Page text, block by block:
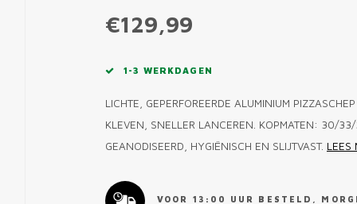
€129,99
1-3 WERKDAGEN
LICHTE, GEPERFOREERDE ALUMINIUM
KLEVEN, SNELLER LANCEREN. KOPMATEN: 30/
GEANODISEERD, HYGIËNISCH EN SLIJTVAST. LEES
VOOR 13:00 UUR BESTELD,